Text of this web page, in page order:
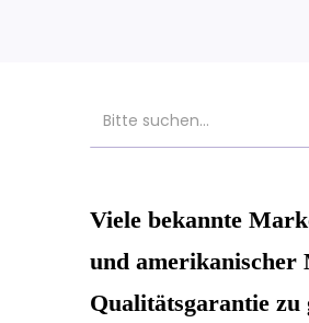
Viele bekannte
und amerikanischer
Qualitätsgarantie zu